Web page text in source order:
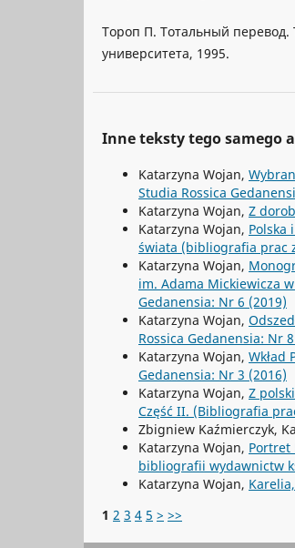
Тороп П. Тотальный перевод.
университета, 1995.
Inne teksty tego samego
Katarzyna Wojan,
Studia Rossica
Katarzyna Wojan, Z
Katarzyna Wojan, Polska
świata (bibliografia prac
Katarzyna Wojan,
im. Adama Mickiewicza
Gedanensia: Nr 6 (2019)
Katarzyna Wojan,
Rossica Gedanensia: Nr
Katarzyna Wojan, Wkład
Gedanensia: Nr 3 (2016)
Katarzyna Wojan, Z
Część II. (Bibliografia
Zbigniew Kaźmierczyk,
Katarzyna Wojan, Portret
bibliografii wydawnictw
Katarzyna Wojan,
1 2 3 4 5 > >>